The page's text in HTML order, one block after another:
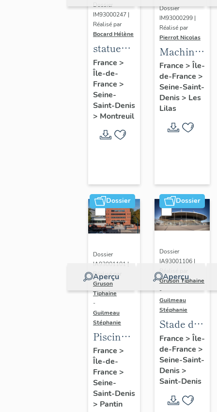
Dossier
IM93000247 |
Réalisé par
Bocard Hélène
statues
colossales
: le
discobole,
le
tennisman
France >
Île-de-
France >
Seine-
Saint-Denis
> Montreuil
Dossier
IM93000299 |
Réalisé par
Pierrot Nicolas
Machine
à
déchiqueter
et à
épurer
France > Île-
de-France >
Seine-Saint-
Denis> Les
Lilas
Dossier
Aperçu
Dossier
IA93001101 |
Réalisé par
Gruson
Tiphaine
-
Guilmeau
Stéphanie
Piscine
Leclerc,
actuellement
piscine
Alice-
Milliat
France >
Île-de-
France >
Seine-
Saint-Denis
> Pantin
Dossier
Aperçu
Dossier
IA93001106 |
Réalisé par
Gruson Tiphaine
-
Guilmeau
Stéphanie
Stade de
France
France > Île-
de-France >
Seine-Saint-
Denis>
Saint-Denis